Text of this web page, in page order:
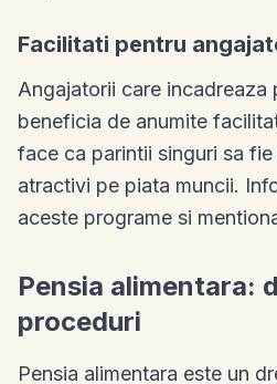
Facilitati pentru
Angajatorii care incadreaza
beneficia de anumite
face ca parintii singuri sa
atractivi pe piata muncii.
aceste programe si
Pensia alimentara:
proceduri
Pensia alimentara este un